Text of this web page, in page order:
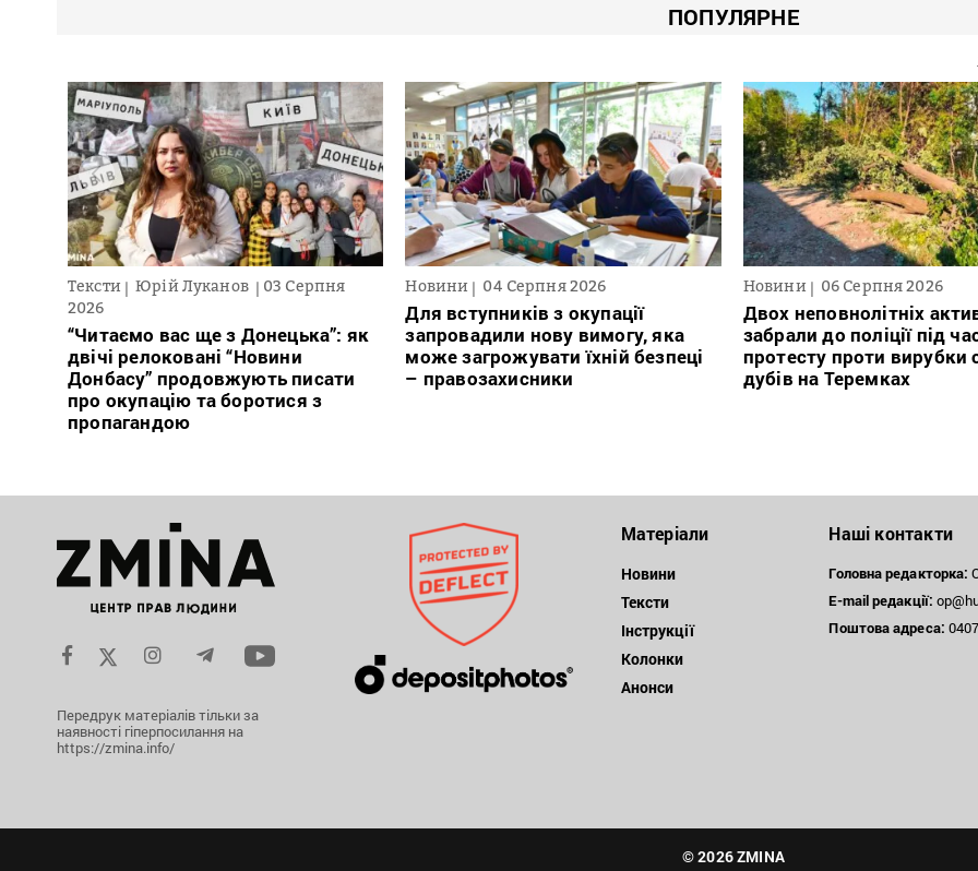
ПОПУЛЯРНЕ
Тексти Юрій Луканов
03 Серпня
2026
“Читаємо вас ще з Донецька”: як
двічі релоковані “Новини
Донбасу” продовжують писати
про окупацію та боротися з
пропагандою
Новини 04 Серпня 2026
Для вступників з окупації
запровадили нову вимогу, яка
може загрожувати їхній безпеці
– правозахисники
Новини 06 Серпня 2026
Двох неповнолітніх
забрали до поліції під
протесту проти вирубки
дубів на Теремках
Передрук матеріалів тільки за
наявності гіперпосилання на
https://zmina.info/
Матеріали
Новини
Тексти
Інструкції
Колонки
Анонси
Наші контакти
Головна редакторка:
E-mail редакції:
Поштоваадреса:
© 2026 ZMINA